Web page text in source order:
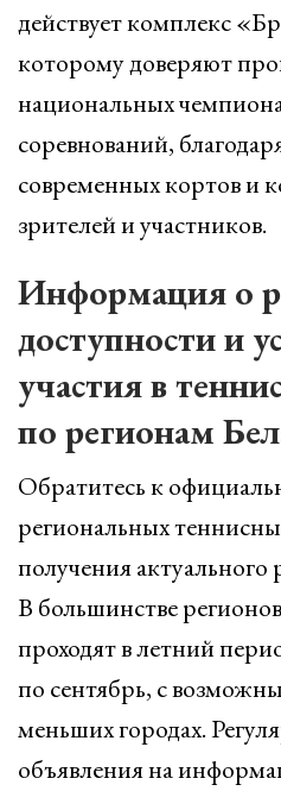
действует комплекс
которому доверяют
национальных
соревнований,
современных кортов и
зрителей и участников.
Информация о
доступности и
участия в
по регионам
Обратитесь к
региональных
получения
В большинстве
проходят в летний
по сентябрь, с
меньших городах.
объявления на